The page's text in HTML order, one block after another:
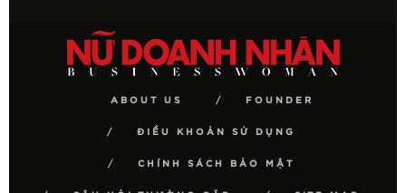
ABOUT US FOUNDER
ĐIỀU KHOẢN SỬ DỤNG
CHÍNH SÁCH BẢO MẬT